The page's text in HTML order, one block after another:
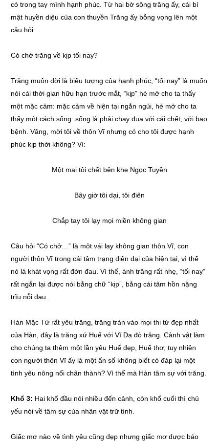
có trong tay mình hạnh phúc. Từ hai bờ sông trăng ấy, cái bí
mật huyền diệu của con thuyền Trăng ấy bỗng vọng lên một
câu hỏi:
Có chở trăng về kịp tối nay?
Trăng muôn đời là biểu tượng của hạnh phúc, “tối nay” là muốn
nói cái thời gian hữu hạn trước mắt, “kịp” hé mở cho ta thấy
một mặc cảm: mặc cảm về hiện tại ngắn ngủi, hé mở cho ta
thấy một cách sống: sống là phải chạy đua với cái chết, với bạo
bệnh. Vâng, mời tôi về thôn Vĩ nhưng có cho tôi được hạnh
phúc kịp thời không? Vì:
Một mai tôi chết bên khe Ngọc Tuyền
Bây giờ tôi dại, tôi điên
Chắp tay tôi lạy mọi miền không gian
Câu hỏi “Có chở…” là một vái lạy không gian thôn Vĩ, con
người thôn Vĩ trong cái tâm trạng điên dại của hiện tại, vì thế
nó là khát vọng rất đớn đau. Vì thế, ánh trăng rất nhẹ, “tối nay”
rất ngắn lại được nói bằng chữ “kịp”, bằng cái tâm hồn nặng
trĩu nỗi đau.
Hàn Mặc Tử rất yêu trăng, trăng tràn vào mọi thi tứ đẹp nhất
của Hàn, đây là trăng xứ Huế với Vĩ Dạ đò trăng. Cảnh vật làm
cho chúng ta thêm một lần yêu Huế đẹp, Huế thơ; tuy nhiên
con người thôn Vĩ ấy là một ẩn số không biết có đáp lại một
tình yêu nông nổi chân thành? Vì thế mà Hàn tâm sự với trăng.
Khổ 3: Hai khổ đầu nói nhiều đến cảnh, còn khổ cuối thì chủ
yếu nói về tâm sự của nhân vật trữ tình.
Giấc mơ nào về tình yêu cũng đẹp nhưng giấc mơ được báo